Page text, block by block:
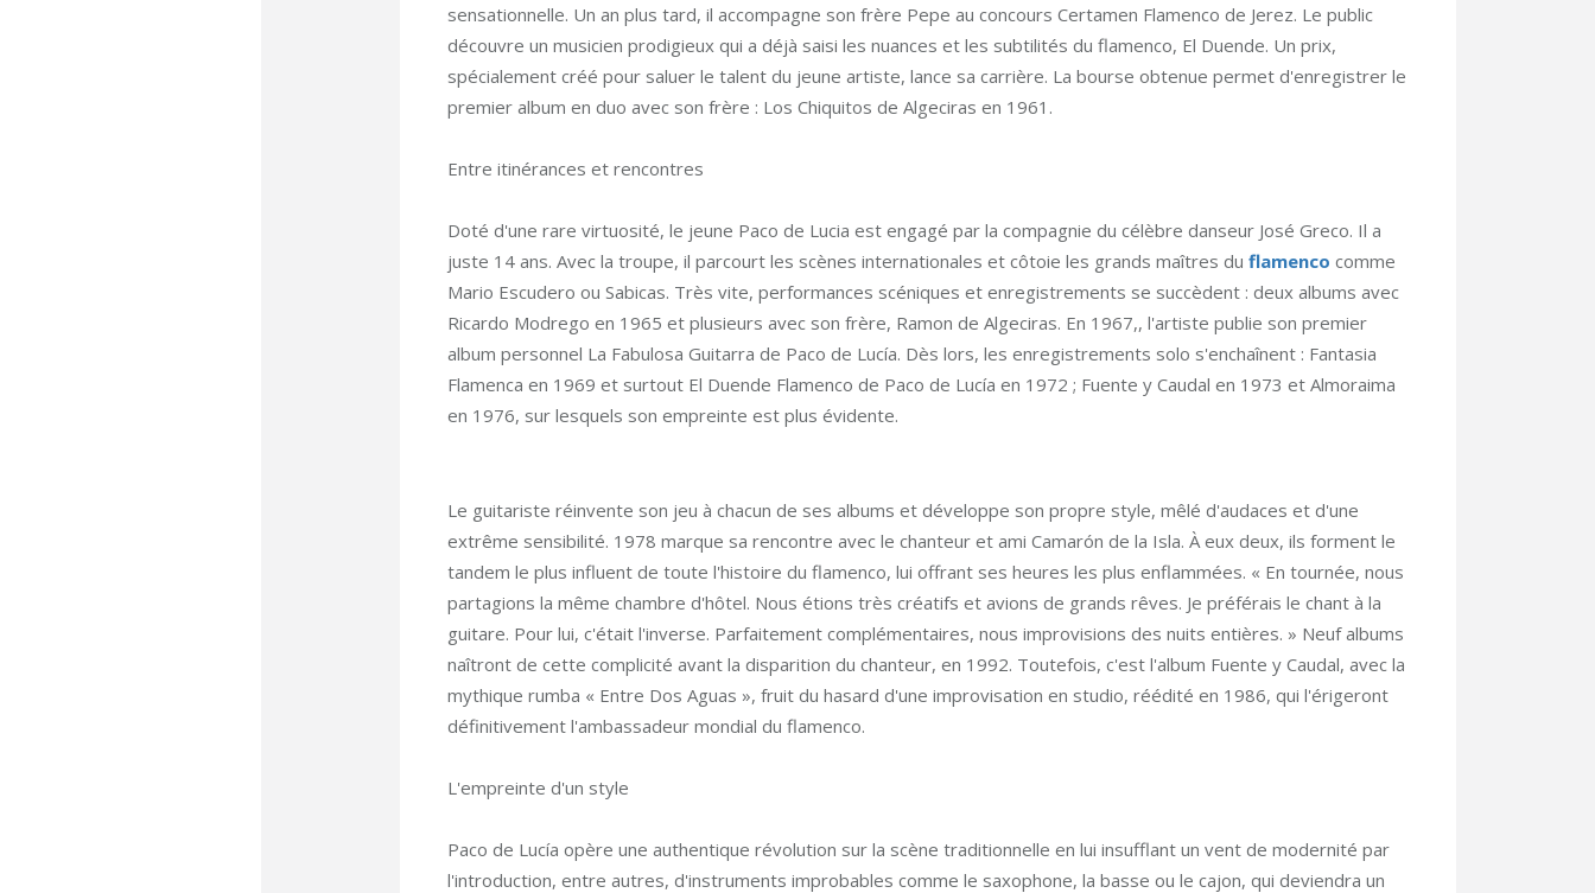
sensationnelle. Un an plus tard, il accompagne son frère Pepe au concours Certamen Flamenco de Jerez. Le public
découvre un musicien prodigieux qui a déjà saisi les nuances et les subtilités du flamenco, El Duende. Un prix,
spécialement créé pour saluer le talent du jeune artiste, lance sa carrière. La bourse obtenue permet d'enregistrer le
premier album en duo avec son frère : Los Chiquitos de Algeciras en 1961.
Entre itinérances et rencontres
Doté d'une rare virtuosité, le jeune Paco de Lucia est engagé par la compagnie du célèbre danseur José Greco. Il a
juste 14 ans. Avec la troupe, il parcourt les scènes internationales et côtoie les grands maîtres du flamenco comme
Mario Escudero ou Sabicas. Très vite, performances scéniques et enregistrements se succèdent : deux albums avec
Ricardo Modrego en 1965 et plusieurs avec son frère, Ramon de Algeciras. En 1967,, l'artiste publie son premier
album personnel La Fabulosa Guitarra de Paco de Lucía. Dès lors, les enregistrements solo s'enchaînent : Fantasia
Flamenca en 1969 et surtout El Duende Flamenco de Paco de Lucía en 1972 ; Fuente y Caudal en 1973 et Almoraima
en 1976, sur lesquels son empreinte est plus évidente.
Le guitariste réinvente son jeu à chacun de ses albums et développe son propre style, mêlé d'audaces et d'une
extrême sensibilité. 1978 marque sa rencontre avec le chanteur et ami Camarón de la Isla. À eux deux, ils forment le
tandem le plus influent de toute l'histoire du flamenco, lui offrant ses heures les plus enflammées. « En tournée, nous
partagions la même chambre d'hôtel. Nous étions très créatifs et avions de grands rêves. Je préférais le chant à la
guitare. Pour lui, c'était l'inverse. Parfaitement complémentaires, nous improvisions des nuits entières. » Neuf albums
naîtront de cette complicité avant la disparition du chanteur, en 1992. Toutefois, c'est l'album Fuente y Caudal, avec la
mythique rumba « Entre Dos Aguas », fruit du hasard d'une improvisation en studio, réédité en 1986, qui l'érigeront
définitivement l'ambassadeur mondial du flamenco.
L'empreinte d'un style
Paco de Lucía opère une authentique révolution sur la scène traditionnelle en lui insufflant un vent de modernité par
l'introduction, entre autres, d'instruments improbables comme le saxophone, la basse ou le cajon, qui deviendra un